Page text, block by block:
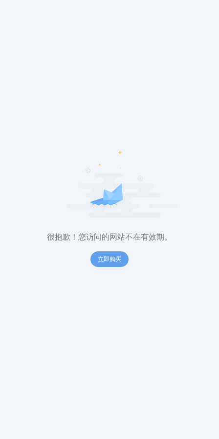
很抱歉！您访问的网站不在有效期。
立即购买